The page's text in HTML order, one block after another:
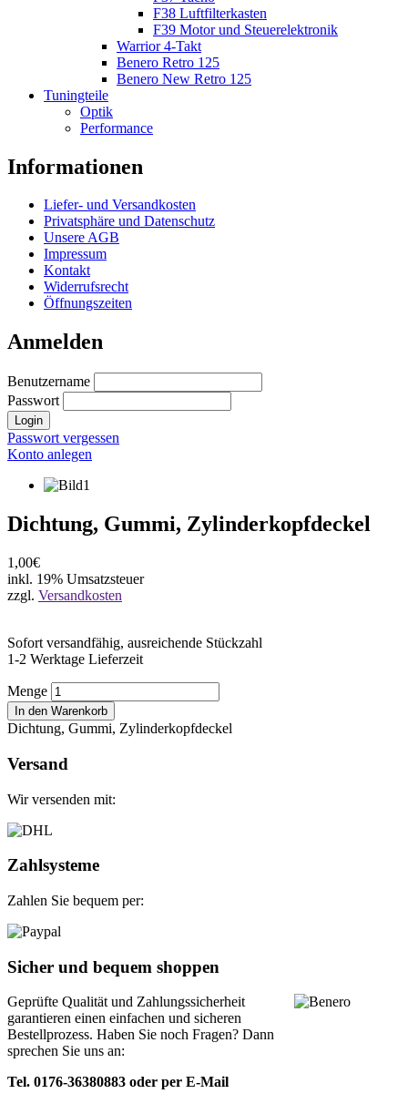
F38 Luftfilterkasten
F39 Motor und Steuerelektronik
Warrior 4-Takt
Benero Retro 125
Benero New Retro 125
Tuningteile
Optik
Performance
Informationen
Liefer- und Versandkosten
Privatsphäre und Datenschutz
Unsere AGB
Impressum
Kontakt
Widerrufsrecht
Öffnungszeiten
Anmelden
Benutzername
Passwort
Login
Passwort vergessen
Konto anlegen
Dichtung, Gummi, Zylinderkopfdeckel
1,00€
inkl. 19% Umsatzsteuer
zzgl. Versandkosten
Sofort versandfähig, ausreichende Stückzahl
1-2 Werktage Lieferzeit
Menge
In den Warenkorb
Dichtung, Gummi, Zylinderkopfdeckel
Versand
Wir versenden mit:
Zahlsysteme
Zahlen Sie bequem per:
Sicher und bequem shoppen
Geprüfte Qualität und Zahlungssicherheit
garantieren einen einfachen und sicheren
Bestellprozess. Haben Sie noch Fragen? Dann
sprechen Sie uns an:
Tel. 0176-36380883 oder per E-Mail